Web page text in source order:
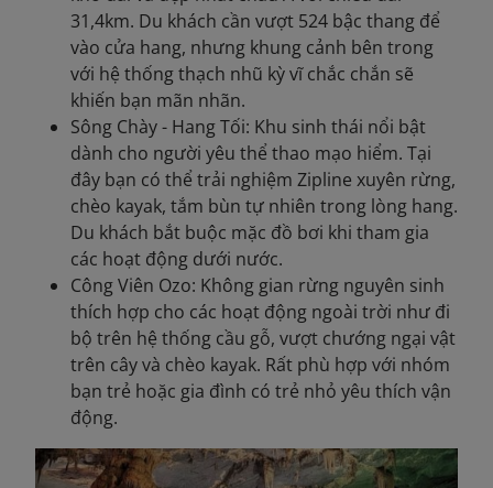
31,4km. Du khách cần vượt 524 bậc thang để
vào cửa hang, nhưng khung cảnh bên trong
với hệ thống thạch nhũ kỳ vĩ chắc chắn sẽ
khiến bạn mãn nhãn.
Sông Chày - Hang Tối: Khu sinh thái nổi bật
dành cho người yêu thể thao mạo hiểm. Tại
đây bạn có thể trải nghiệm Zipline xuyên rừng,
chèo kayak, tắm bùn tự nhiên trong lòng hang.
Du khách bắt buộc mặc đồ bơi khi tham gia
các hoạt động dưới nước.
Công Viên Ozo: Không gian rừng nguyên sinh
thích hợp cho các hoạt động ngoài trời như đi
bộ trên hệ thống cầu gỗ, vượt chướng ngại vật
trên cây và chèo kayak. Rất phù hợp với nhóm
bạn trẻ hoặc gia đình có trẻ nhỏ yêu thích vận
động.